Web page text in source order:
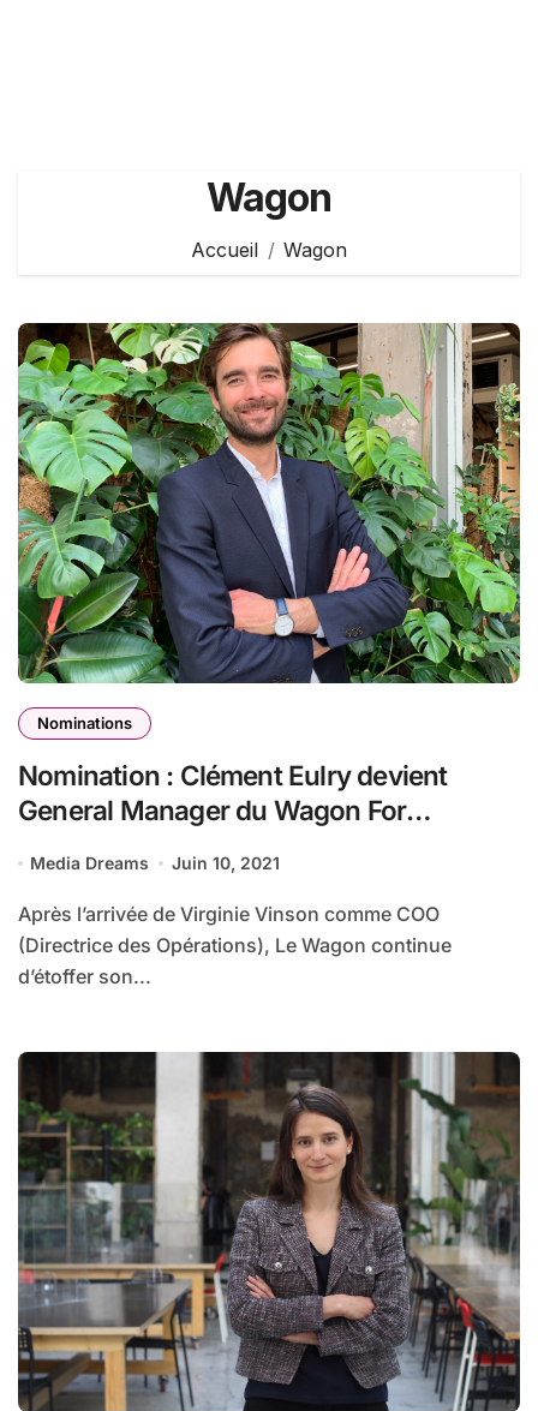
Wagon
Accueil Wagon
Nominations
Nomination : Clément Eulry devient
General Manager du Wagon For
Media Dreams Juin 10, 2021
Après l’arrivée de Virginie Vinson comme COO
(Directrice des Opérations), Le Wagon continue
d’étoffer son...